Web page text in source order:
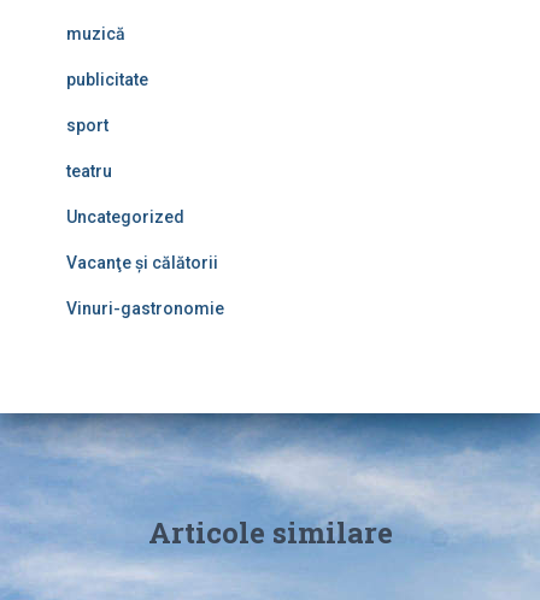
muzică
publicitate
sport
teatru
Uncategorized
Vacanţe şi călătorii
Vinuri-gastronomie
Articole similare